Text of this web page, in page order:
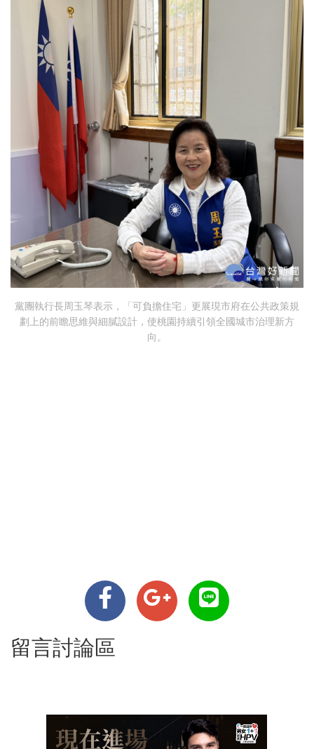
黨團執行長周玉琴表示，「可負擔住宅」更展現市府在公共政策規
劃上的前瞻思維與細膩設計，使桃園持續引領全國城市治理新方
向。
留言討論區